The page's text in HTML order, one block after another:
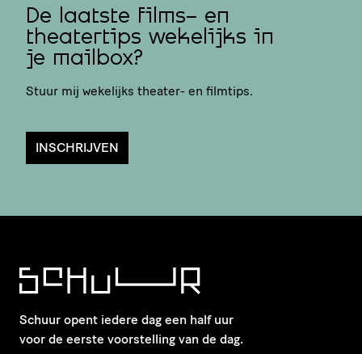
De laatste films- en
theatertips wekelijks in
je mailbox?
Stuur mij wekelijks theater- en filmtips.
INSCHRIJVEN
Schuur opent iedere dag een half uur
voor de eerste voorstelling van de dag.